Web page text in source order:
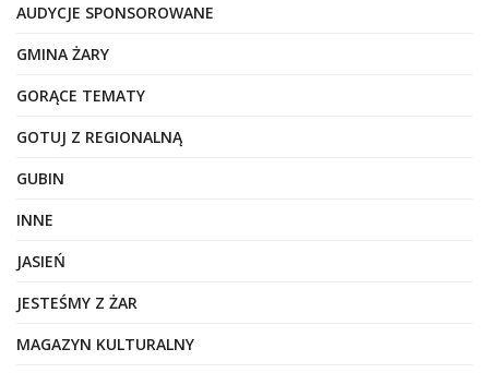
AUDYCJE SPONSOROWANE
GMINA ŻARY
GORĄCE TEMATY
GOTUJ Z REGIONALNĄ
GUBIN
INNE
JASIEŃ
JESTEŚMY Z ŻAR
MAGAZYN KULTURALNY